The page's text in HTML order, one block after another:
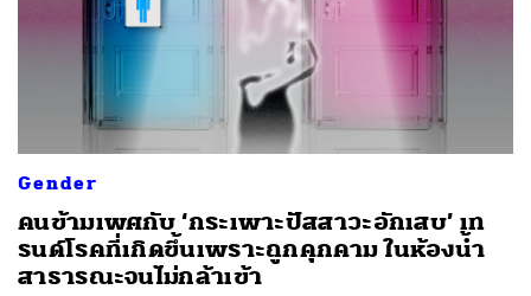
Gender
คนข้ามเพศกับ ‘กระเพาะปัสสาวะอักเสบ’ เท
รนด์โรคที่เกิดขึ้นเพราะถูกคุกคาม ในห้องน้ำ
สาธารณะจนไม่กล้าเข้า